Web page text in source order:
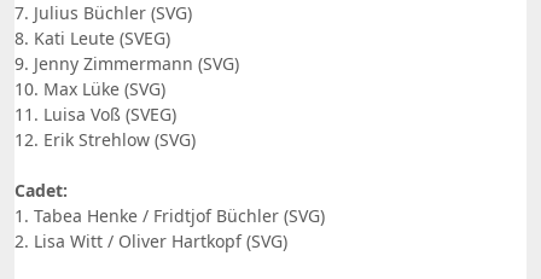
7. Julius Büchler (SVG)
8. Kati Leute (SVEG)
9. Jenny Zimmermann (SVG)
10. Max Lüke (SVG)
11. Luisa Voß (SVEG)
12. Erik Strehlow (SVG)
Cadet:
1. Tabea Henke / Fridtjof Büchler (SVG)
2. Lisa Witt / Oliver Hartkopf (SVG)